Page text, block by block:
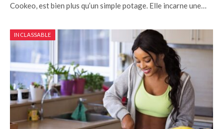
Cookeo, est bien plus qu’un simple potage. Elle incarne une…
INCLASSABLE